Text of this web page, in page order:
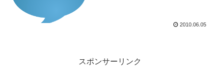
2010.06.05
スポンサーリンク